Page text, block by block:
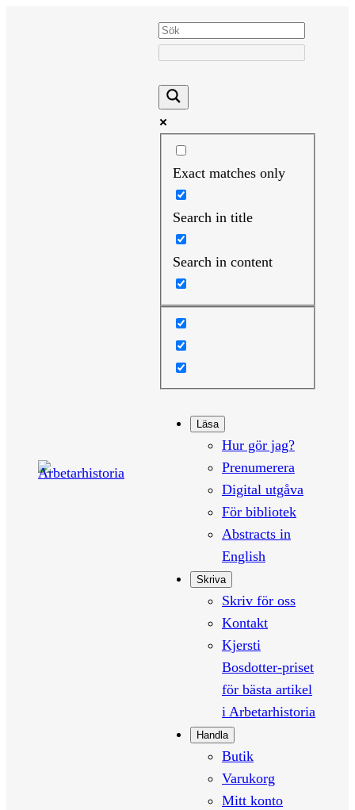
Exact matches only
Search in title
Search in content
Läsa
Hur gör jag?
Prenumerera
Digital utgåva
För bibliotek
Abstracts in
English
Skriva
Skriv för oss
Kontakt
Kjersti
Bosdotter-priset
för bästa artikel
i Arbetarhistoria
Handla
Butik
Varukorg
Mitt konto